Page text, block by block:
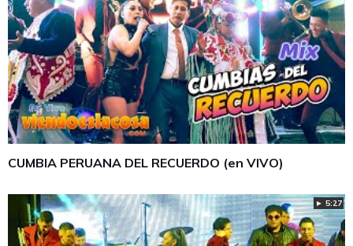
CUMBIA PERUANA DEL RECUERDO (en VIVO)
► 5:27